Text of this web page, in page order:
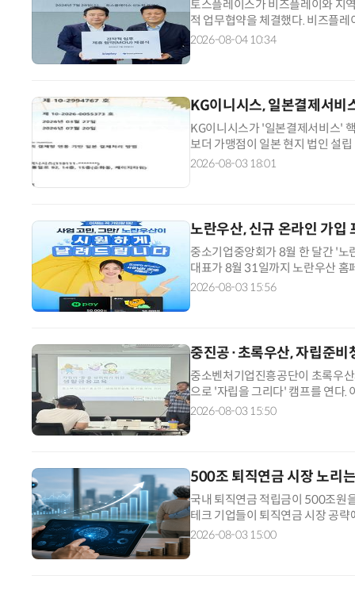
토스플레이스가 비즈플레이와 지
적 업무협약을 체결했다. 비즈플
협약은 비즈플레이가 지역사랑상
2026-08-04 10:34
KG이니시스, 일본결제서
KG이니시스가 '일본결제서비스'
보더 가맹점이 일본 현지 법인 설
일본 시장 진출을 희망하는 국내
2026-08-03 18:01
노란우산, 신규 온라인 가
중소기업중앙회가 8월 한 달간 '노
대표가 8월 31일까지 노란우산 홈
이 5만원 쿠폰을 받을 수 있다.
2026-08-03 15:56
중진공·초록우산, 자립준비
중소벤처기업진흥공단이 초록우
으로 '자립을 그리다' 캠프를 연다.
비청년 20여명에게 금융과 주거,
2026-08-03 15:50
500조 퇴직연금 시장 노리
국내 퇴직연금 적립금이 500조원
테크 기업들이 퇴직연금 시장 공
드바이저(RA) 서비스를 잇달아 출
2026-08-03 15:00